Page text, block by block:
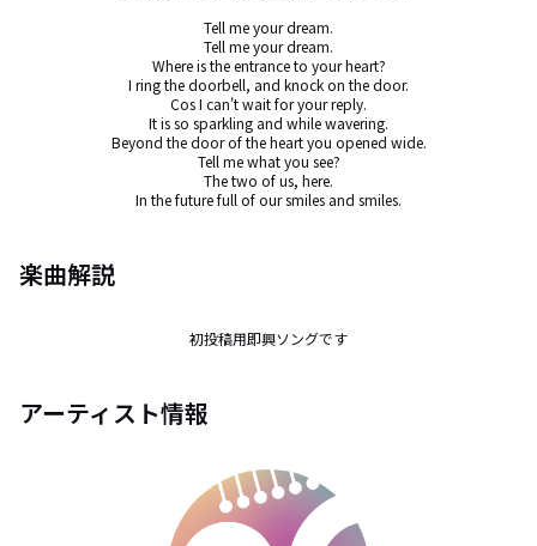
Tell me your dream.
Tell me your dream.
Where is the entrance to your heart?
I ring the doorbell, and knock on the door.
Cos I can't wait for your reply.
It is so sparkling and while wavering.
Beyond the door of the heart you opened wide.
Tell me what you see?
The two of us, here.
In the future full of our smiles and smiles.
楽曲解説
初投稿用即興ソングです
アーティスト情報